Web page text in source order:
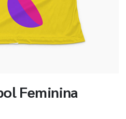
Feminina